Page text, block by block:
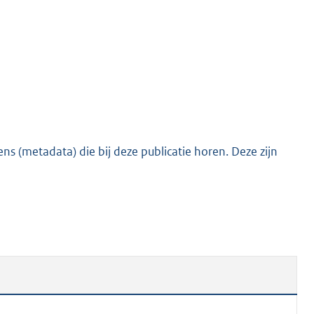
(metadata) die bij deze publicatie horen. Deze zijn